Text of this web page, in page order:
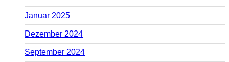
Januar 2025
Dezember 2024
September 2024